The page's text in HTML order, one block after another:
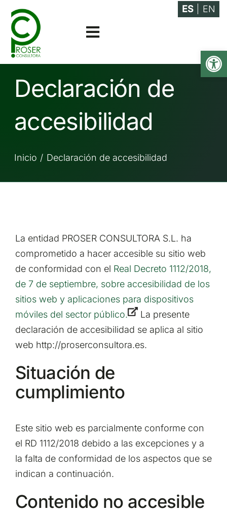
Abrir
Saltar
contenido
Toggle
Asesoramiento
Especialidades
Actualidad
Empresa
Declaración de
accesibilidad
Inicio Declaración de accesibilidad
La entidad PROSER CONSULTORA S.L. ha
comprometido a hacer accesible su sitio web
de conformidad con el Real Decreto 1112/2018,
de 7 de septiembre, sobre accesibilidad de los
sitios web y aplicaciones para dispositivos
móviles del sector público.
La presente
declaración de accesibilidad se aplica al sitio
web http://proserconsultora.es.
Situación de
cumplimiento
Este sitio web es parcialmente conforme con
el RD 1112/2018 debido a las excepciones y a
la falta de conformidad de los aspectos que se
indican a continuación.
Contenido no accesible
ES EN